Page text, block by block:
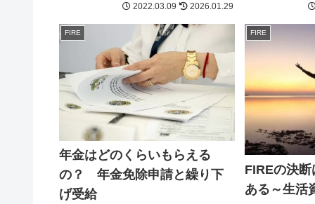
が、自分が望む自立した生活を送るた
みる必要があります。
2022.03.09 2026.01.29
FIRE
年金はどのくらいもらえる
の？ 年金免除申請と繰り下
げ受給
FIRE
FIREの決
ある～生活